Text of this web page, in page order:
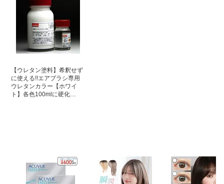
【ウレタン塗料】希釈せず
に使える!!エアブラシ専用
ウレタンカラー【ホワイ
ト】各色100mlに硬化…